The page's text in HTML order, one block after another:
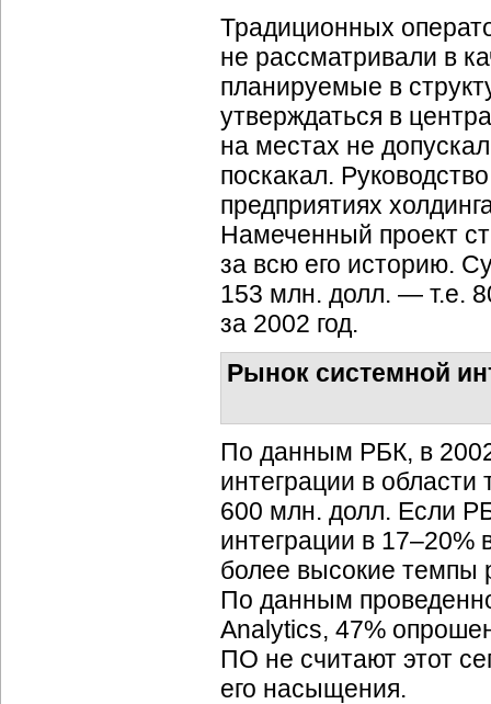
Традиционных
не рассматривали в
планируемые в
утверждаться в
на местах не
поскакал.
предприятиях
Намеченный проект
за всю его историю.
153 млн. долл. — т.е.
за 2002 год.
Рынок системной
По данным РБК, в 2002
интеграции в
600 млн. долл. Если
интеграции в 17–20%
более высокие темпы
По данным
Analytics, 47%
ПО не считают этот
его насыщения.